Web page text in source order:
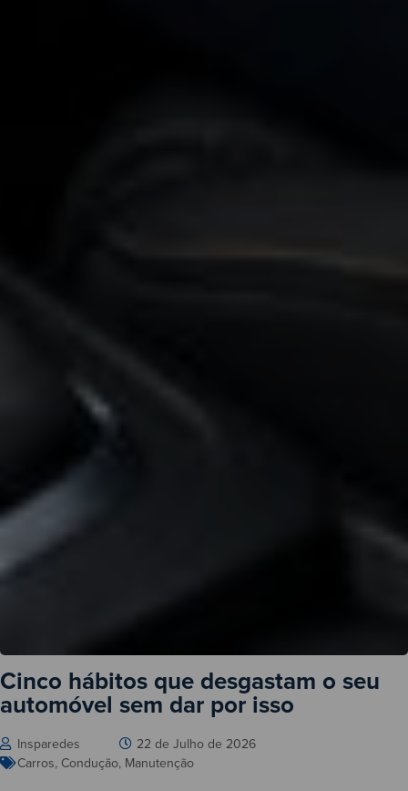
Cinco hábitos que desgastam o seu
automóvel sem dar por isso
Insparedes
22 de Julho de 2026
Carros, Condução, Manutenção